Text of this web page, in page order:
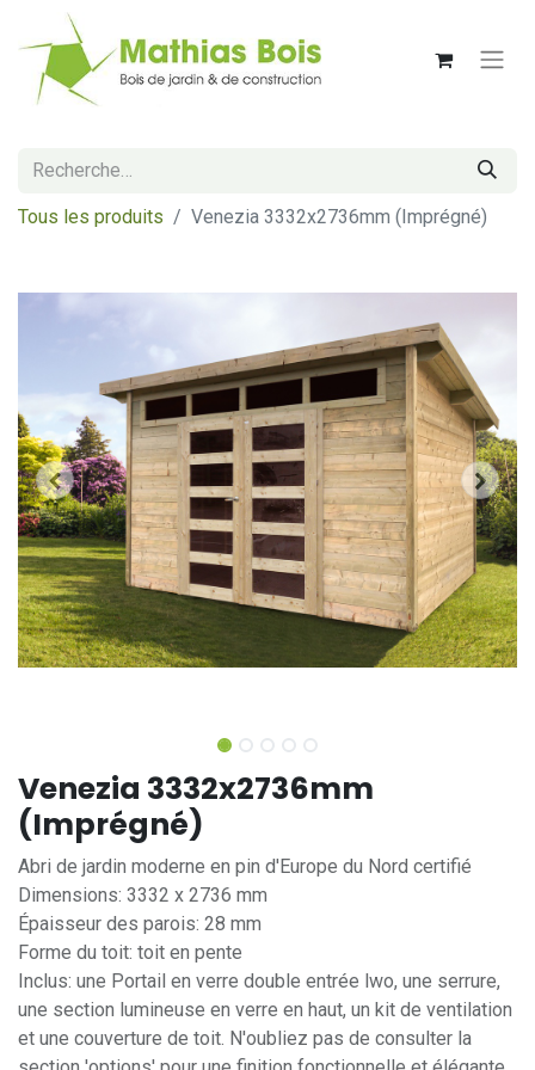
Tous les produits Venezia 3332x2736mm (Imprégné)
Venezia 3332x2736mm
(Imprégné)
Abri de jardin moderne en pin d'Europe du Nord certifié
Dimensions: 3332 x 2736 mm
Épaisseur des parois: 28 mm
Forme du toit: toit en pente
Inclus: une Portail en verre double entrée lwo, une serrure,
une section lumineuse en verre en haut, un kit de ventilation
et une couverture de toit. N'oubliez pas de consulter la